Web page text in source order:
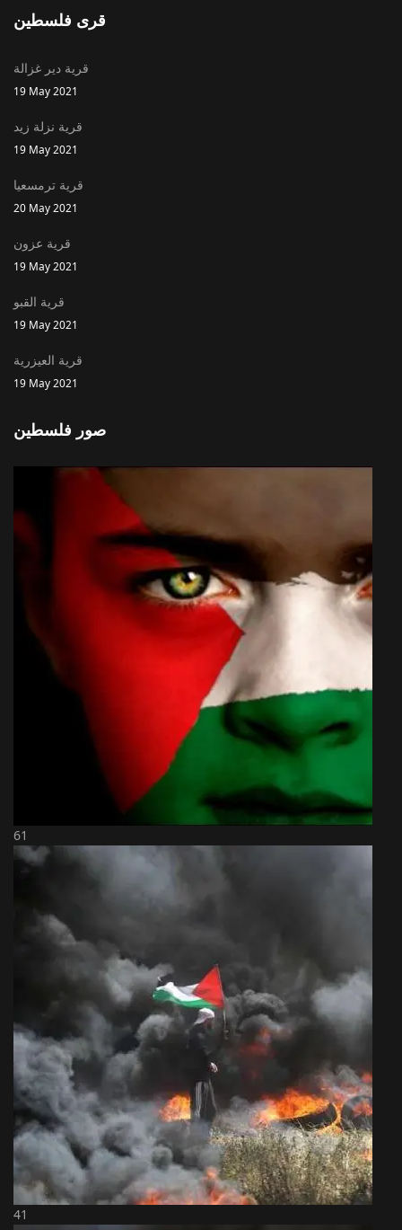
قرى فلسطين
قرية دير غزالة
19 May 2021
قرية نزلة زيد
19 May 2021
قرية ترمسعيا
20 May 2021
قرية عزون
19 May 2021
قرية القبو
19 May 2021
قرية العيزرية
19 May 2021
صور فلسطين
61
41